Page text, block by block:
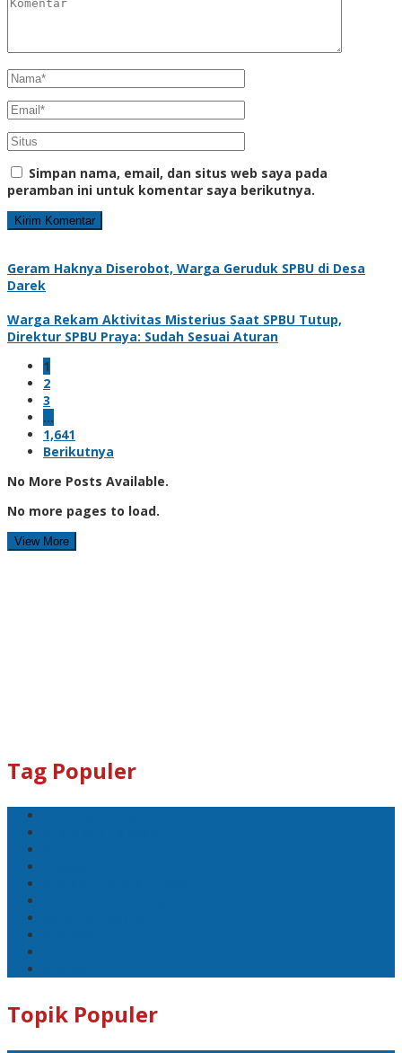
Simpan nama, email, dan situs web saya pada
peramban ini untuk komentar saya berikutnya.
Geram Haknya Diserobot, Warga Geruduk SPBU di Desa
Darek
Warga Rekam Aktivitas Misterius Saat SPBU Tutup,
Direktur SPBU Praya: Sudah Sesuai Aturan
1
2
3
…
1,641
Berikutnya
No More Posts Available.
No more pages to load.
View More
Tag Populer
Topik Populer